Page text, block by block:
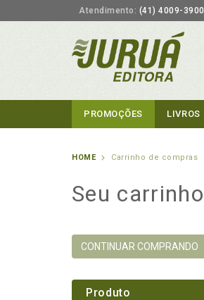
Atendimento: (41) 4009-3900
PROMOÇÕES LIVROS
HOME Carrinho de compras
Seu carrinho
CONTINUAR COMPRANDO
Produto